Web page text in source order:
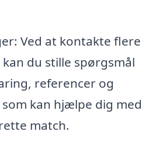
Ved at kontakte flere
du stille spørgsmål
referencer og
kan hjælpe dig med
match.